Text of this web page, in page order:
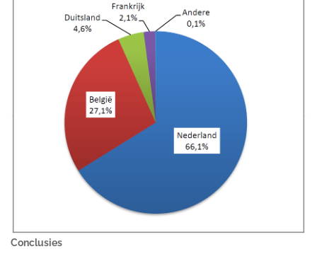
Conclusies